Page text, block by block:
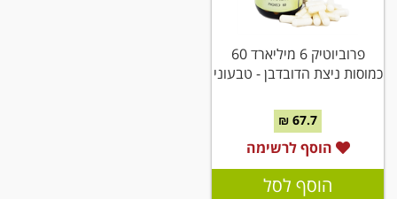
פרוביוטיק 6 מיליארד 60
כמוסות ניצת הדובדבן - טבעוני
67.7 ₪
הוסף לרשימה
הוסף לסל